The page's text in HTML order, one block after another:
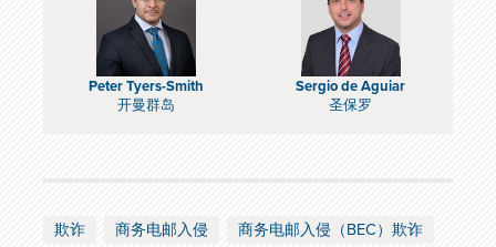
Peter Tyers-Smith
开曼群岛
Sergio de Aguiar
圣保罗
欺诈 商务电邮入侵 商务电邮入侵（BEC）欺诈